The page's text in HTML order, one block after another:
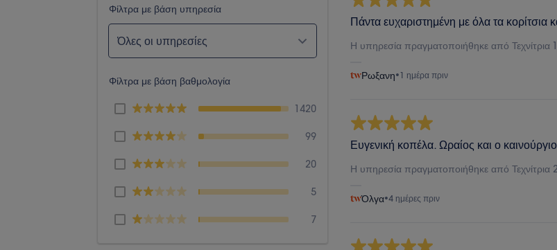
Φίλτρα με βάση υπηρεσία
Όλες οι υπηρεσίες
Φίλτρα με βάση βαθμολογία
1420
99
20
5
7
Πάντα ευχαριστημένη με όλα τα κορίτσια
Η υπηρεσία πραγματοποιήθηκε από Τεχνίτρια 1
Ρωξανη•1 ημέρα πριν
Ευγενική κοπέλα. Ωραίος και ο
Η υπηρεσία πραγματοποιήθηκε από Τεχνίτρια 2
Όλγα•4 ημέρες πριν